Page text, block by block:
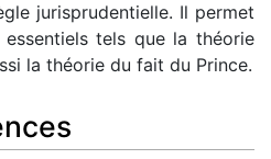
jurisprudentielle. Il permet
tels que la théorie
la théorie du fait du Prince.